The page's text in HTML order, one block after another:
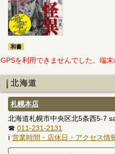
和書
GPSを利用できませんでした。端末
北海道
札幌本店
北海道札幌市中央区北5条西5-7
☎ 011-231-2131
ℹ 営業時間・店休日・アクセス情